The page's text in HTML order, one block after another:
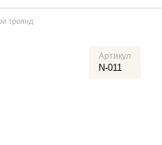
троянд
Артикул
N-011